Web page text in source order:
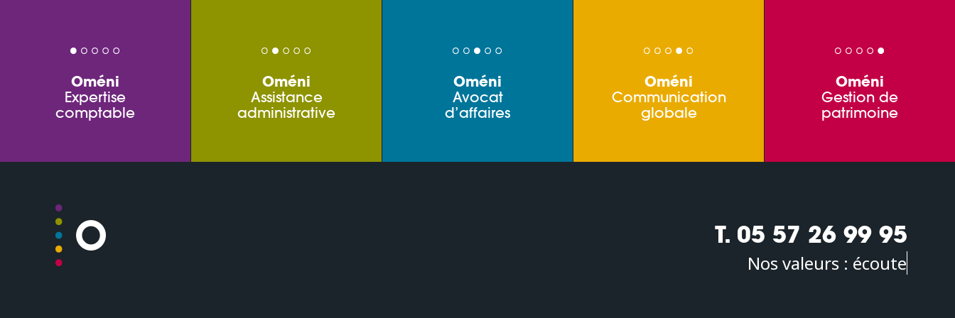
Oméni
Expertise
comptable
Oméni
Assistance
administrative
Oméni
Avocat
d’affaires
Oméni
Communication
globale
Oméni
Gestion de
patrimoine
T. 05 57 26 99 95
Nos valeurs : écoute